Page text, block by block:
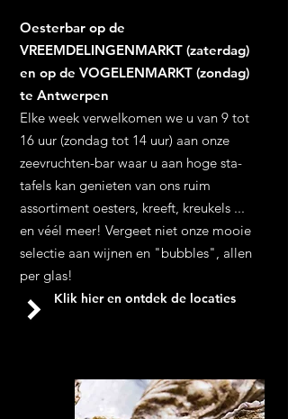
Oesterbar op de
VREEMDELINGENMARKT (zaterdag)
en op de VOGELENMARKT (zondag)
te Antwerpen
Elke week verwelkomen we u van 9 tot
16 uur (zondag tot 14 uur) aan onze
zeevruchten-bar waar u aan hoge sta-
tafels kan genieten van ons ruim
assortiment oesters, kreeft, kreukels ...
en véél meer! Vergeet niet onze mooie
selectie aan wijnen en "bubbles", allen
per glas!
Klik hier en ontdek de locaties